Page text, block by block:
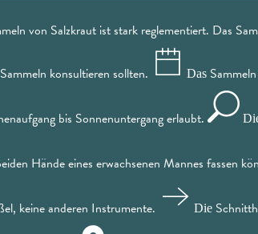
von Salzkraut ist stark reglementiert. Das
konsultieren sollten. Das
bis Sonnenuntergang erlaubt.
Hände eines erwachsenen Mannes fassen
keine anderen Instrumente. Die